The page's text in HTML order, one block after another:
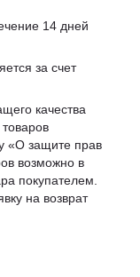
14 дней
за счет
качества
«О защите прав
возможно в
покупателем.
на возврат